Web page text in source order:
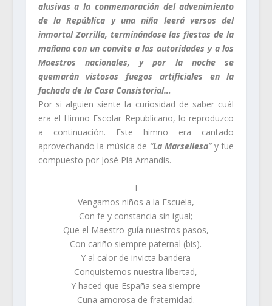
alusivas a la conmemoración del advenimiento
de la República y una niña leerá versos del
inmortal Zorrilla, terminándose las fiestas de la
mañana con un convite a las autoridades y a los
Maestros nacionales, y por la noche se
quemarán vistosos fuegos artificiales en la
fachada de la Casa Consistorial…
Por si alguien siente la curiosidad de saber cuál
era el Himno Escolar Republicano, lo reproduzco
a continuación. Este himno era cantado
aprovechando la música de “La Marsellesa”y fue
compuesto por José Plá Arnandis.
I
Vengamos niños a la Escuela,
Con fe y constancia sin igual;
Que el Maestro guía nuestros pasos,
Con cariño siempre paternal (bis).
Y al calor de invicta bandera
Conquistemos nuestra libertad,
Y haced que España sea siempre
Cuna amorosa de fraternidad.